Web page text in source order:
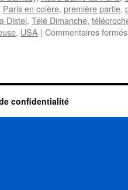
Paris en colère, première partie,
Distel, Télé Dimanche,
, USA | Commentaires fermés
confidentialité